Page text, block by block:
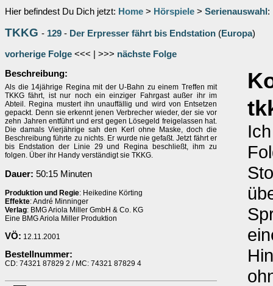
Hier befindest Du Dich jetzt: Home > Hörspiele > Serienauswahl :
TKKG - 129 - Der Erpresser fährt bis Endstation (Europa)
vorherige Folge <<< | >>> nächste Folge
Beschreibung:
Als die 14jährige Regina mit der U-Bahn zu einem Treffen mit
TKKG fährt, ist nur noch ein einziger Fahrgast außer ihr im
Abteil. Regina mustert ihn unauffällig und wird von Entsetzen
gepackt. Denn sie erkennt jenen Verbrecher wieder, der sie vor
zehn Jahren entführt und erst gegen Lösegeld freigelassen hat.
Die damals Vierjährige sah den Kerl ohne Maske, doch die
Beschreibung führte zu nichts. Er wurde nie gefaßt. Jetzt fährt er
bis Endstation der Linie 29 und Regina beschließt, ihm zu
folgen. Über ihr Handy verständigt sie TKKG.
Dauer: 50:15 Minuten
Produktion und Regie: Heikedine Körting
Effekte: André Minninger
Verlag: BMG Ariola Miller GmbH & Co. KG
Eine BMG Ariola Miller Produktion
VÖ: 12.11.2001
Bestellnummer:
CD: 74321 87829 2 / MC: 74321 87829 4